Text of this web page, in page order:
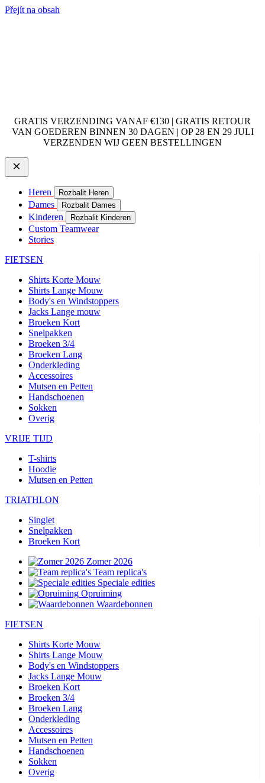
Přejít na obsah
GRATIS VERZENDING VANAF €130 | GRATIS RETOUR
VAN GOEDEREN BINNEN 30 DAGEN | OP 28 EN 29 JULI
VERZENDEN WIJ GEEN BESTELLINGEN
Heren Rozbalit Heren
Dames Rozbalit Dames
Kinderen Rozbalit Kinderen
Custom Teamwear
Stories
FIETSEN
Shirts Korte Mouw
Shirts Lange Mouw
Body's en Windstoppers
Jacks Lange mouw
Broeken Kort
Snelpakken
Broeken 3/4
Broeken Lang
Onderkleding
Accessoires
Mutsen en Petten
Handschoenen
Sokken
Overig
VRIJE TIJD
T-shirts
Hoodie
Mutsen en Petten
TRIATHLON
Singlet
Snelpakken
Broeken Kort
Zomer 2026
Team replica's
Speciale edities
Opruiming
Waardebonnen
FIETSEN
Shirts Korte Mouw
Shirts Lange Mouw
Body's en Windstoppers
Jacks Lange Mouw
Broeken Kort
Broeken 3/4
Broeken Lang
Onderkleding
Accessoires
Mutsen en Petten
Handschoenen
Sokken
Overig